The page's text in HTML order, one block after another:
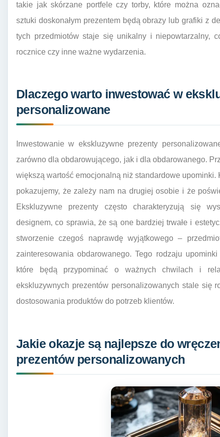
takie jak skórzane portfele czy torby, które można
sztuki doskonałym prezentem będą obrazy lub grafiki z
tych przedmiotów staje się unikalny i niepowtarzalny,
rocznice czy inne ważne wydarzenia.
Dlaczego warto inwestować w
personalizowane
Inwestowanie w ekskluzywne prezenty
zarówno dla obdarowującego, jak i dla obdarowanego.
większą wartość emocjonalną niż standardowe
pokazujemy, że zależy nam na drugiej osobie i że
Ekskluzywne prezenty często charakteryzują się
designem, co sprawia, że są one bardziej trwałe i
stworzenie czegoś naprawdę wyjątkowego –
zainteresowania obdarowanego. Tego rodzaju
które będą przypominać o ważnych chwilach i
ekskluzywnych prezentów personalizowanych stale się
dostosowania produktów do potrzeb klientów.
Jakie okazje są najlepsze do
prezentów personalizowanych